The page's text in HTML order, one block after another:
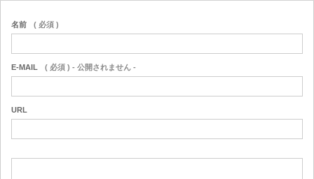
名前 ( 必須 )
E-MAIL ( 必須 ) - 公開されません -
URL